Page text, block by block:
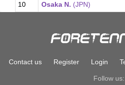
10
Osaka N. (JPN)
Contact us Register Login
Follow us: